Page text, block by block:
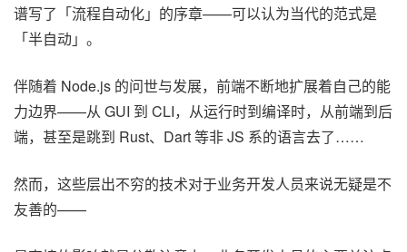
谱写了「流程自动化」的序章——可以认为当代的范式是
「半自动」。
伴随着 Node.js 的问世与发展，前端不断地扩展着自己的能
力边界——从 GUI 到 CLI，从运行时到编译时，从前端到后
端，甚至是跳到 Rust、Dart 等非 JS 系的语言去了……
然而，这些层出不穷的技术对于业务开发人员来说无疑是不
友善的——